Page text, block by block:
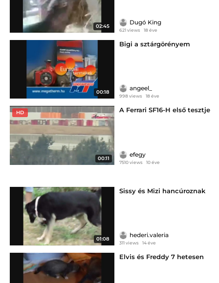
02:45
Dugó King
621 views 18 éve
00:18
Bigi a sztárgörényem
angeel_
998 views 18 éve
HD
00:11
A Ferrari SF16-H első tesztje
efegy
7510 views 10 éve
01:08
Sissy és Mizi hancúroznak
hederi.valeria
311 views 14 éve
Elvis és Freddy 7 hetesen